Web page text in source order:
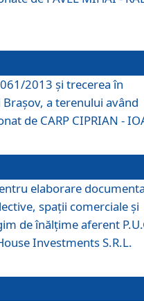
2013 şi trecerea în
a terenului având
de CARP CIPRIAN -
elaborare
spaţii comerciale şi
de înălţime aferent
Investments S.R.L.